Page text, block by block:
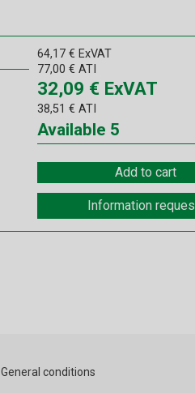
64,17 € ExVAT
77,00 € ATI
32,09 € ExVAT
38,51 € ATI
5
Available
Add to cart
Information
General conditions